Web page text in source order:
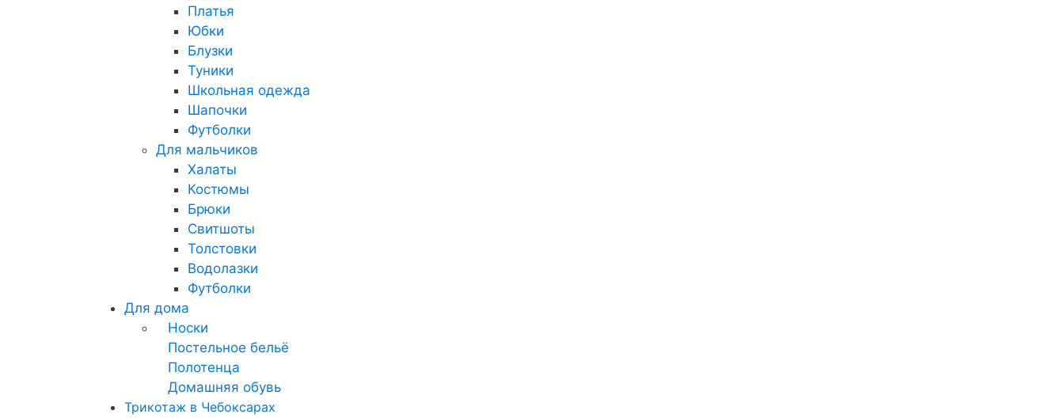
Платья
Юбки
Блузки
Туники
Школьная одежда
Шапочки
Футболки
Для мальчиков
Халаты
Костюмы
Брюки
Свитшоты
Толстовки
Водолазки
Футболки
Для дома
Носки
Постельное бельё
Полотенца
Домашняя обувь
Трикотаж в Чебоксарах